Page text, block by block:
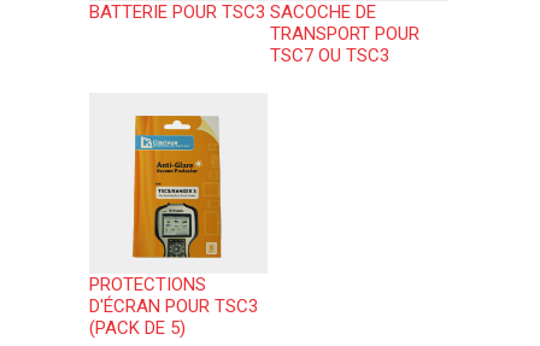
BATTERIE POUR TSC3 SACOCHE DE
TRANSPORT POUR
TSC7 OU TSC3
PROTECTIONS
D'ÉCRAN POUR TSC3
(PACK DE 5)